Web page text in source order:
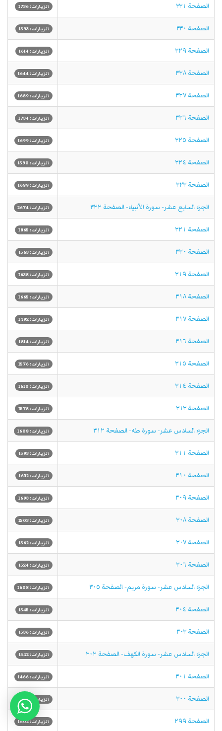
الصفحة ٣٣١ الزيارات: 1736
الصفحة ٣٣٠ الزيارات: 1593
الصفحة ٣٢٩ الزيارات: 1614
الصفحة ٣٢٨ الزيارات: 1644
الصفحة ٣٢٧ الزيارات: 1689
الصفحة ٣٢٦ الزيارات: 1734
الصفحة ٣٢٥ الزيارات: 1699
الصفحة ٣٢٤ الزيارات: 1590
الصفحة ٣٢٣ الزيارات: 1689
الجزء السابع عشر- سورة الأنبياء- الصفحة ٣٢٢ الزيارات: 2674
الصفحة ٣٢١ الزيارات: 1865
الصفحة ٣٢٠ الزيارات: 1563
الصفحة ٣١٩ الزيارات: 1638
الصفحة ٣١٨ الزيارات: 1665
الصفحة ٣١٧ الزيارات: 1492
الصفحة ٣١٦ الزيارات: 1814
الصفحة ٣١٥ الزيارات: 1576
الصفحة ٣١٤ الزيارات: 1610
الصفحة ٣١٣ الزيارات: 1578
الجزء السادس عشر- سورة طه- الصفحة ٣١٢ الزيارات: 1608
الصفحة ٣١١ الزيارات: 1593
الصفحة ٣١٠ الزيارات: 1632
الصفحة ٣٠٩ الزيارات: 1693
الصفحة ٣٠٨ الزيارات: 1503
الصفحة ٣٠٧ الزيارات: 1562
الصفحة ٣٠٦ الزيارات: 1524
الجزء السادس عشر- سورة مريم- الصفحة ٣٠٥ الزيارات: 1608
الصفحة ٣٠٤ الزيارات: 1545
الصفحة ٣٠٣ الزيارات: 1536
الجزء السادس عشر- سورة الكهف- الصفحة ٣٠٢ الزيارات: 1542
الصفحة ٣٠١ الزيارات: 1466
الصفحة ٣٠٠ الزيارات: 1483
الصفحة ٢٩٩ الزيارات: 1602